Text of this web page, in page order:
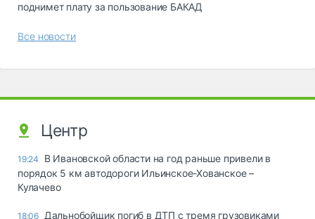
поднимет плату за пользование БАКАД
Все новости
Центр
19:24
В Ивановской области на год раньше привели в
порядок 5 км автодороги Ильинское-Хованское –
Кулачево
18:06 Дальнобойщик погиб в ДТП с тремя грузовиками